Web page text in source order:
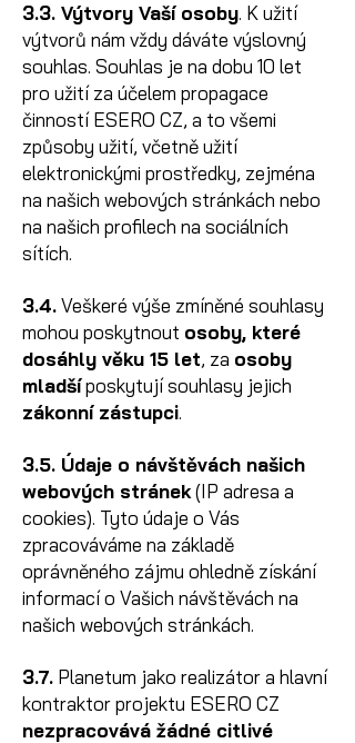
3.3. Výtvory Vaší osoby. K užití
výtvorů nám vždy dáváte výslovný
souhlas. Souhlas je na dobu 10 let
pro užití za účelem propagace
činností ESERO CZ, a to všemi
způsoby užití, včetně užití
elektronickými prostředky, zejména
na našich webových stránkách nebo
na našich profilech na sociálních
sítích.
3.4.Veškeré výše zmíněné souhlasy
mohou poskytnout osoby, které
dosáhly věku 15 let, za osoby
mladšíposkytují souhlasy jejich
zákonní zástupci.
3.5. Údaje o návštěvách našich
webových stránek(IP adresa a
cookies). Tyto údaje o Vás
zpracováváme na základě
oprávněného zájmu ohledně získání
informací o Vašich návštěvách na
našich webových stránkách.
3.7. Planetum jako realizátor a hlavní
kontraktor projektu ESERO CZ
nezpracovává žádné citlivé